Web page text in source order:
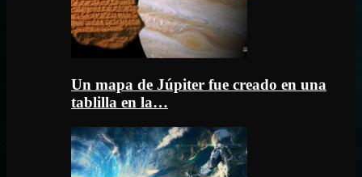
Un mapa de Júpiter fue creado en una
tablilla en la…